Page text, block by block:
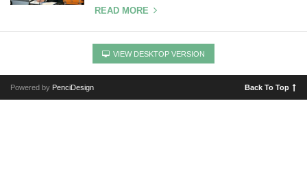
READ MORE
VIEW DESKTOP VERSION
Powered by PenciDesign Back To Top